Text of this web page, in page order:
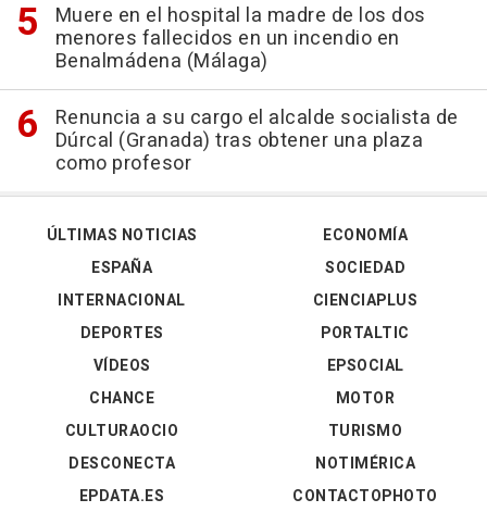
Muere en el hospital la madre de los dos
menores fallecidos en un incendio en
Benalmádena (Málaga)
Renuncia a su cargo el alcalde socialista de
Dúrcal (Granada) tras obtener una plaza
como profesor
ÚLTIMAS NOTICIAS
ESPAÑA
INTERNACIONAL
DEPORTES
VÍDEOS
ECONOMÍA
SOCIEDAD
CIENCIAPLUS
PORTALTIC
EPSOCIAL
CHANCE
CULTURAOCIO
DESCONECTA
EPDATA.ES
MOTOR
TURISMO
NOTIMÉRICA
CONTACTOPHOTO